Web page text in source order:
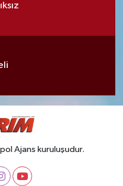
Ajans kuruluşudur.